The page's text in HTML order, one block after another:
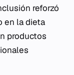
reforzó
en la dieta
productos